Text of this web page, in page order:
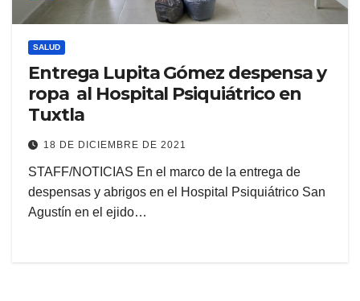
SALUD
Entrega Lupita Gómez despensa y
ropa al Hospital Psiquiátrico en
Tuxtla
18 DE DICIEMBRE DE 2021
STAFF/NOTICIAS En el marco de la entrega de
despensas y abrigos en el Hospital Psiquiátrico San
Agustín en el ejido…